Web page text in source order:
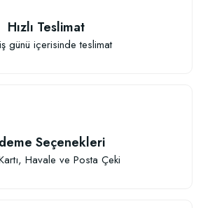
Hızlı Teslimat
günü içerisinde teslimat
Seçenekleri
Havale ve Posta Çeki